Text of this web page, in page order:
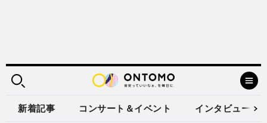
新着記事 コンサート＆イベント インタビュー